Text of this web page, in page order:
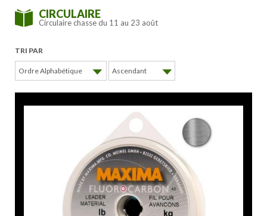
CIRCULAIRE
Circulaire chasse du 11 au 23 août
TRI PAR